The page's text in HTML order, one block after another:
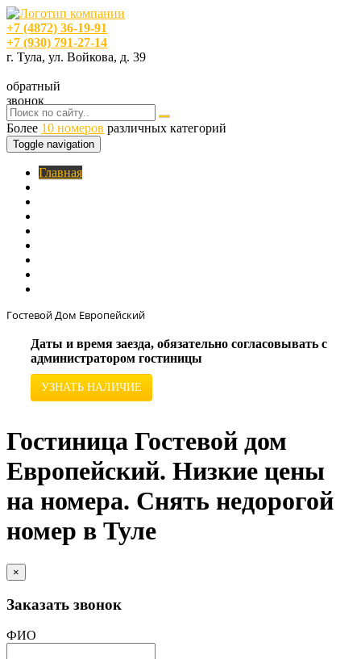
+7 (4872) 36-19-91
+7 (930) 791-27-14
г. Тула, ул. Войкова, д. 39
обратный
звонок
Более 10 номеров различных категорий
Toggle navigation
Главная
Гостевой Дом Европейский
Даты и время заезда, обязательно согласовывать с
администратором гостиницы
УЗНАТЬ НАЛИЧИЕ
Гостиница Гостевой дом
Европейский. Низкие цены
на номера. Снять недорогой
номер в Туле
×
Заказать звонок
ФИО